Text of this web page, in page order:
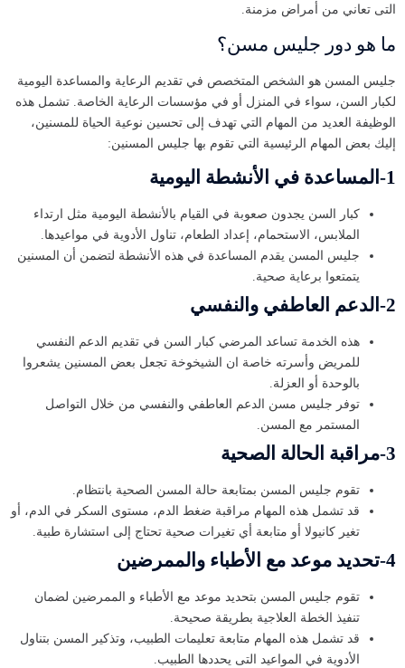
التى تعاني من أمراض مزمنة.
ما هو دور جليس مسن؟
جليس المسن هو الشخص المتخصص في تقديم الرعاية والمساعدة اليومية
لكبار السن، سواء في المنزل أو في مؤسسات الرعاية الخاصة. تشمل هذه
الوظيفة العديد من المهام التي تهدف إلى تحسين نوعية الحياة للمسنين،
إليك بعض المهام الرئيسية التي تقوم بها جليس المسنين:
1-المساعدة في الأنشطة اليومية
كبار السن يجدون صعوبة في القيام بالأنشطة اليومية مثل ارتداء
الملابس، الاستحمام، إعداد الطعام، تناول الأدوية في مواعيدها.
جليس المسن يقدم المساعدة في هذه الأنشطة لتضمن أن المسنين
يتمتعوا برعاية صحية.
2-الدعم العاطفي والنفسي
هذه الخدمة تساعد المرضي كبار السن في تقديم الدعم النفسي
للمريض وأسرته خاصة ان الشيخوخة تجعل بعض المسنين يشعروا
بالوحدة أو العزلة.
توفر جليس مسن الدعم العاطفي والنفسي من خلال التواصل
المستمر مع المسن.
3-مراقبة الحالة الصحية
تقوم جليس المسن بمتابعة حالة المسن الصحية بانتظام.
قد تشمل هذه المهام مراقبة ضغط الدم، مستوى السكر في الدم، أو
تغير كانيولا أو متابعة أي تغيرات صحية تحتاج إلى استشارة طبية.
4-تحديد موعد مع الأطباء والممرضين
تقوم جليس المسن بتحديد موعد مع الأطباء و الممرضين لضمان
تنفيذ الخطة العلاجية بطريقة صحيحة.
قد تشمل هذه المهام متابعة تعليمات الطبيب، وتذكير المسن بتناول
الأدوية في المواعيد التى يحددها الطبيب.